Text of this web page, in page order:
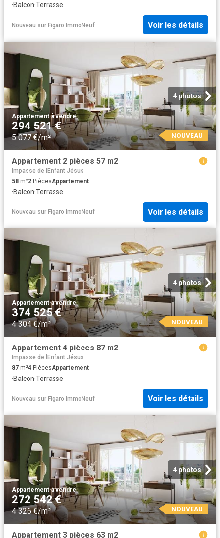
·Balcon·Terrasse
Nouveau sur Figaro ImmoNeuf Voir les détails
4 photos
Appartement·à vendre
294 521 €
5 077 €/m² NOUVEAU
Appartement 2 pièces 57 m2
Impasse de lEnfant Jésus
58 m²2 PiècesAppartement
·Balcon·Terrasse
Nouveau sur Figaro ImmoNeuf Voir les détails
4 photos
Appartement·à vendre
374 525 €
4 304 €/m² NOUVEAU
Appartement 4 pièces 87 m2
Impasse de lEnfant Jésus
87 m²4 PiècesAppartement
·Balcon·Terrasse
Nouveau sur Figaro ImmoNeuf Voir les détails
4 photos
Appartement·à vendre
272 542 €
4 326 €/m² NOUVEAU
Appartement 3 pièces 63 m2